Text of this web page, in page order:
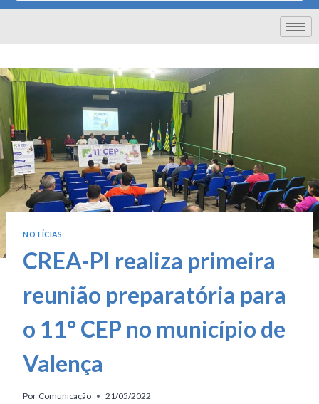
NOTÍCIAS
CREA-PI realiza primeira
reunião preparatória para
o 11° CEP no município de
Valença
Por Comunicação 21/05/2022